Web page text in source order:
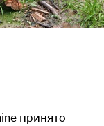
принято